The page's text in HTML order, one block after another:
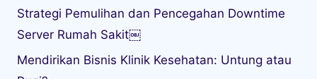
Strategi Pemulihan dan Pencegahan Downtime
Server Rumah Sakit￼
Mendirikan Bisnis Klinik Kesehatan: Untung atau